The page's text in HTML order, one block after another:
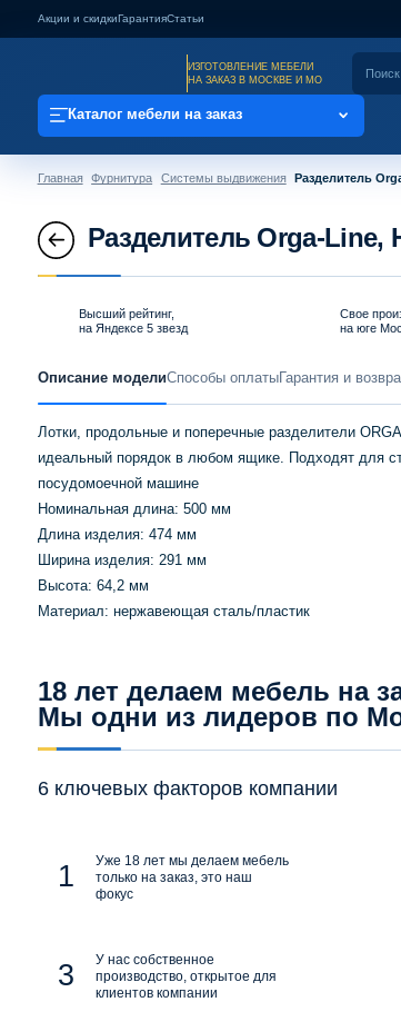
Акции и скидкиГарантияСтатьи
ИЗГОТОВЛЕНИЕ МЕБЕЛИ
НА ЗАКАЗ В МОСКВЕ И МО
Каталог мебели на заказ
Главная Фурнитура Системы выдвижения Разделитель
Разделитель Orga-
Высший рейтинг,
на Яндексе 5 звезд
Свое
на юге
Описание модели Способы оплатыГарантия и
Лотки, продольные и поперечные разделители
идеальный порядок в любом ящике. Подходят для
посудомоечной машине
Номинальная длина: 500 мм
Длина изделия: 474 мм
Ширина изделия: 291 мм
Высота: 64,2 мм
Материал: нержавеющая сталь/пластик
18 лет делаем мебель на
Мы одни из лидеров по
6 ключевых факторов компании
Уже 18 лет мы делаем мебель
только на заказ, это наш
фокус
У нас собственное
производство, открытое для
клиентов компании